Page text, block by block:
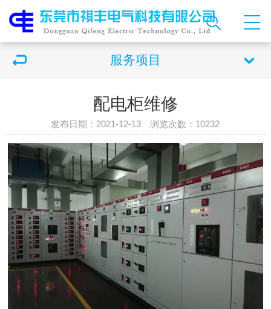
服务项目
配电柜维修
发布日期：2021-12-13 浏览次数： 10232